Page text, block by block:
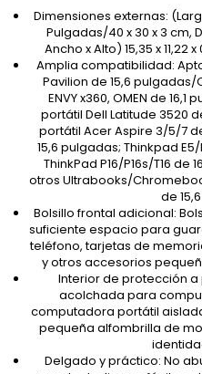
Dimensiones externas: (Largo
Pulgadas/40 x 30 x 3 cm,
Ancho x Alto) 15,35 x 11,22
Amplia compatibilidad:
Pavilion de 15,6 pulgadas/
ENVY x360, OMEN de
portátil Dell Latitude 3520
portátil Acer Aspire 3/5/7
15,6 pulgadas; Thinkpad E5/
ThinkPad P16/P16s/T16
otros Ultrabooks/
de
Bolsillo frontal adicional:
suficiente espacio para
teléfono, tarjetas de
y otros accesorios
Interior de protección
acolchada para
computadora portátil
pequeña alfombrilla de
Delgado y práctico: No